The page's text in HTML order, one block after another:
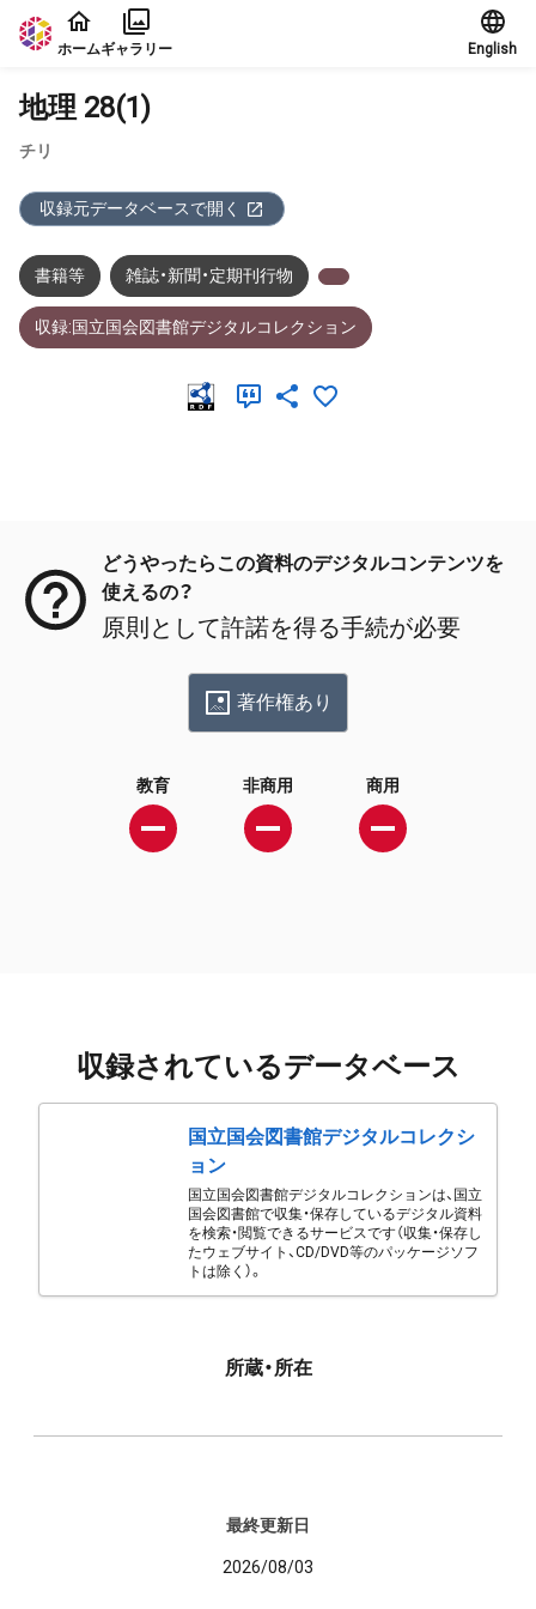
本文に飛ぶ
ホームギャラリー English
地理 28(1)
チリ
収録元データベースで開く
書籍等 雑誌・新聞・定期刊行物
収録:国立国会図書館デジタルコレクション
どうやったらこの資料のデジタルコンテンツを
使えるの？
原則として許諾を得る手続が必要
著作権あり
教育 非商用 商用
収録されているデータベース
国立国会図書館デジタルコレクシ
ョン
国立国会図書館デジタルコレクションは、国立
国会図書館で収集・保存しているデジタル資料
を検索・閲覧できるサービスです（収集・保存し
たウェブサイト、CD/DVD等のパッケージソフ
トは除く）。
所蔵・所在
最終更新日
2026/08/03